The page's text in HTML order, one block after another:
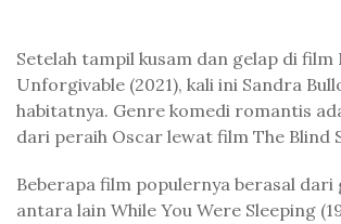
Setelah tampil kusam dan gelap di film
Unforgivable (2021), kali ini Sandra
habitatnya. Genre komedi romantis
dari peraih Oscar lewat film The Blind
Beberapa film populernya berasal dari
antara lain While You Were Sleeping